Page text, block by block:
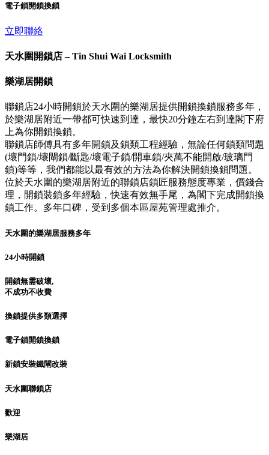
電子鎖開鎖換鎖
立即聯絡
天水圍開鎖店 – Tin Shui Wai Locksmith
樂湖居開鎖
聯鎖店24小時開鎖於天水圍的樂湖居提供開鎖換鎖服務多年，
於樂湖居附近一帶都可快速到達，最快20分鐘左右到達閣下府
上為你開鎖換鎖。
聯鎖店師傅具有多年開鎖及鎖類工程經驗，無論任何鎖類問題
(壞門鎖/壞閘鎖/斷匙/壞電子鎖/開車鎖/夾萬不能開啟/玻璃門
鎖)等等，我們都能以最有效的方法為你解決開鎖換鎖問題。
位於天水圍的樂湖居附近的聯鎖店鎖匠服務態度專業，價錢合
理，開鎖裝鎖多年經驗，快速有效無手尾，為閣下完成開鎖換
鎖工作。多年口碑，受到多個本區屋苑管理處推介。
天水圍的樂湖居服務多年
24小時開鎖
開鎖無需破壞,
不成功不收費
換鎖提供多類選擇
電子鎖開鎖換鎖
新鎖安裝鐵閘改裝
天水圍聯鎖店
歡迎
樂湖居